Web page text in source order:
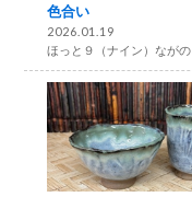
色合い
2026.01.19
ほっと９（ナイン）ながの